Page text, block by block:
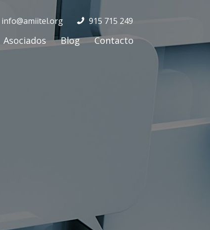
915 715 249
info@amiitel.org
Asociados Blog Contacto